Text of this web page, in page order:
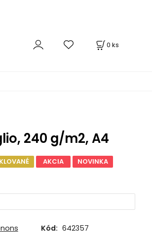
0 ks
240 g/m2, A4
AKCIA NOVINKA
Kód: 642357